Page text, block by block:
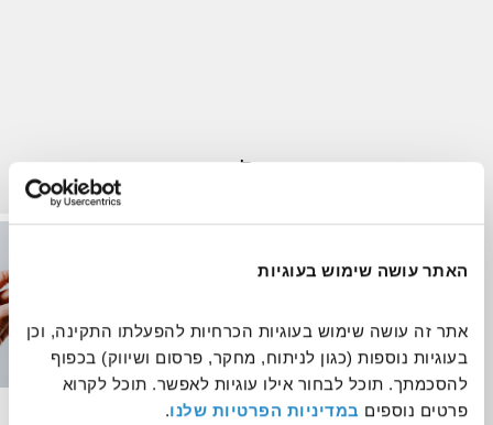
האתר עושה שימוש בעוגיות
פרטים נוספים במדיניות הפרטיות שלנו.
זקוקים לכם כעת
התנדבות במרחב הלב - מרחב